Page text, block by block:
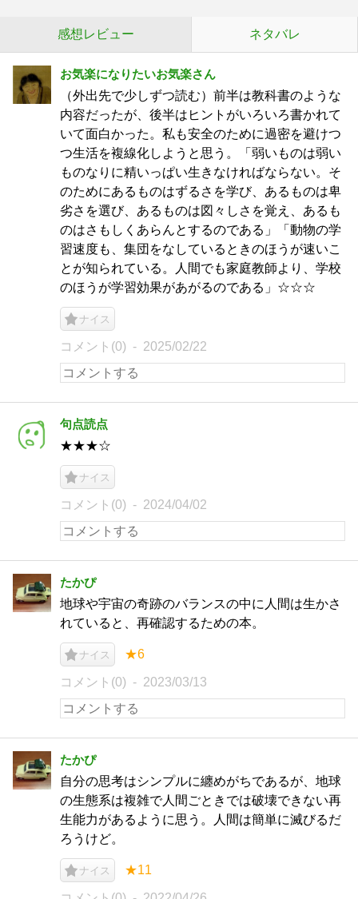
感想レビュー ネタバレ
お気楽になりたいお気楽さん
（外出先で少しずつ読む）前半は教科書のような
内容だったが、後半はヒントがいろいろ書かれて
いて面白かった。私も安全のために過密を避けつ
つ生活を複線化しようと思う。「弱いものは弱い
ものなりに精いっぱい生きなければならない。そ
のためにあるものはずるさを学び、あるものは卑
劣さを選び、あるものは図々しさを覚え、あるも
のはさもしくあらんとするのである」「動物の学
習速度も、集団をなしているときのほうが速いこ
とが知られている。人間でも家庭教師より、学校
のほうが学習効果があがるのである」☆☆☆
ナイス
コメント(0) 2025/02/22
句点読点
★★★☆
ナイス
コメント(0) 2024/04/02
たかぴ
地球や宇宙の奇跡のバランスの中に人間は生かさ
れていると、再確認するための本。
ナイス ★6
コメント(0) 2023/03/13
たかぴ
自分の思考はシンプルに纏めがちであるが、地球
の生態系は複雑で人間ごときでは破壊できない再
生能力があるように思う。人間は簡単に滅びるだ
ろうけど。
ナイス ★11